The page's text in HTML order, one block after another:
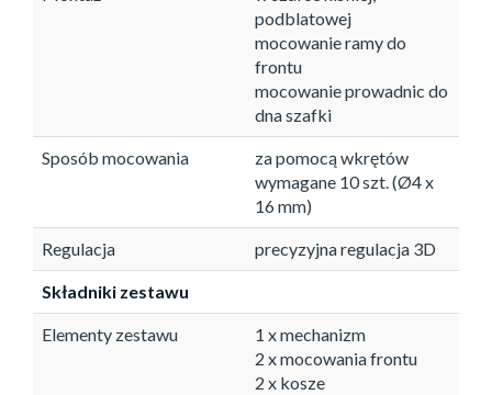
podblatowej
mocowanie ramy do
frontu
mocowanie prowadnic do
dna szafki
Sposób mocowania
za pomocą wkrętów
wymagane 10 szt. (Ø4 x
16 mm)
Regulacja precyzyjna regulacja 3D
Składniki zestawu
Elementy zestawu
1 x mechanizm
2 x mocowania frontu
2 x kosze